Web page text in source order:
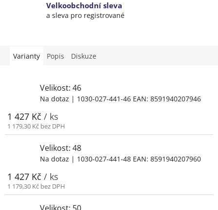
Velkoobchodní sleva
a sleva pro registrované
Varianty Popis Diskuze
Velikost: 46
Na dotaz | 1030-027-441-46 EAN: 8591940207946
1 427 Kč / ks
1 179,30 Kč bez DPH
Velikost: 48
Na dotaz | 1030-027-441-48 EAN: 8591940207960
1 427 Kč / ks
1 179,30 Kč bez DPH